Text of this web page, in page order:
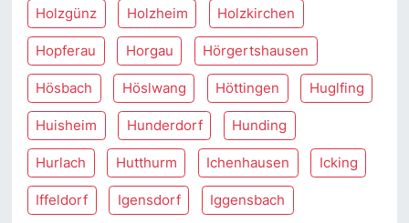
Holzgünz Holzheim Holzkirchen
Hopferau Horgau Hörgertshausen
Hösbach Höslwang Höttingen Huglfing
Huisheim Hunderdorf Hunding
Hurlach Hutthurm Ichenhausen Icking
Iffeldorf Igensdorf Iggensbach